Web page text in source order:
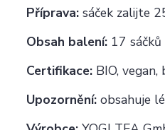
Příprava: sáček zalijte
Obsah balení: 17
Certifikace: BIO, vegan,
Upozornění: obsahuje